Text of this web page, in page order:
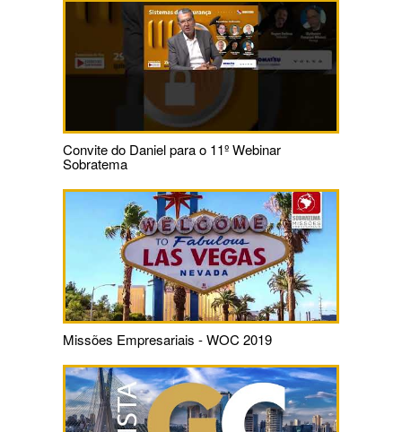
Convite do Daniel para o 11º Webinar
Sobratema
Missões Empresariais - WOC 2019